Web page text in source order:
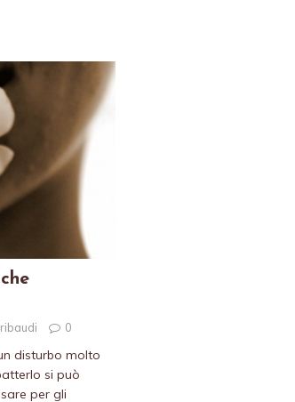
0
disturbo molto
si può
per gli